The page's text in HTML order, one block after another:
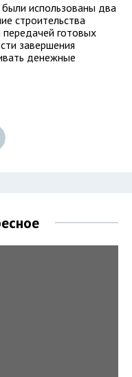
использованы два
строительства
готовых
завершения
денежные